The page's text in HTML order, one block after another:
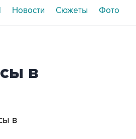
Новости Сюжеты Фото
в
в